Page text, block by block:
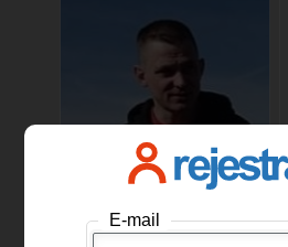
Single, Mężczyzna, 43 lat
E-mail